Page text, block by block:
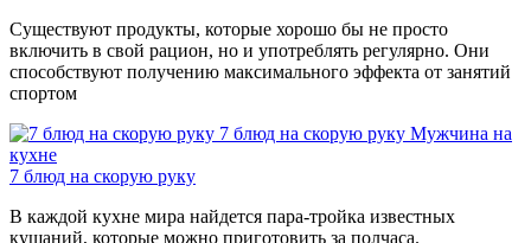
Существуют продукты, которые хорошо бы не просто
включить в свой рацион, но и употреблять регулярно. Они
способствуют получению максимального эффекта от занятий
спортом
7 блюд на скорую руку Мужчина на
кухне
7 блюд на скорую руку
В каждой кухне мира найдется пара-тройка известных
кушаний, которые можно приготовить за полчаса.